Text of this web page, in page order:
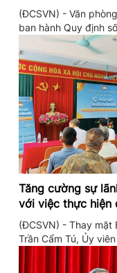
hành của Trung
phòng Trung
(ĐCSVN) - Văn
ban hành Quy định
Tăng cường sự
với việc thực hiện
trong giai đoạn
(ĐCSVN) - Thay mặt
Trần Cẩm Tú, Ủy